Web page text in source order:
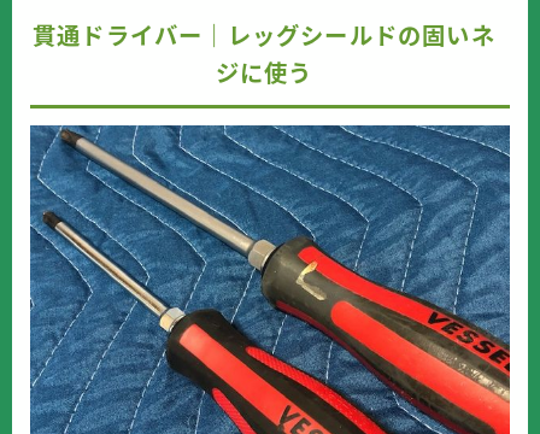
貫通ドライバー｜レッグシールドの固いネ
ジに使う